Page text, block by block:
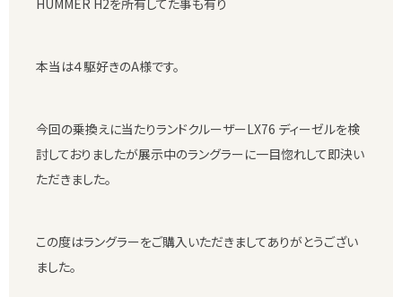
本当は４駆好きのA様です。
今回の乗換えに当たりランドクルーザーLX76 ディーゼルを検
討しておりましたが展示中のラングラーに一目惚れして即決い
ただきました。
この度はラングラーをご購入いただきましてありがとうござい
ました。